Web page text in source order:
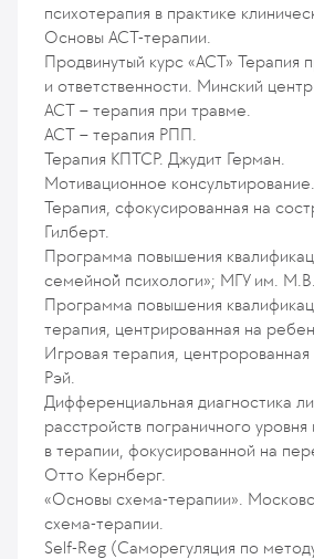
психотерапия в практике
Основы АСT-терапии.
Продвинутый курс «АСТ» Терапия
и ответственности. Минский
АСТ – терапия при травме.
АСТ – терапия РПП.
Терапия КПТСР. Джудит Герман.
Мотивационное
Терапия, сфокусированная на
Гилберт.
Программа повышения
семейной̆ психологи»; МГУ им.
Программа повышения
терапия, центрированная на
Игровая терапия,
Рэй.
Дифференциальная диагностика
расстройств пограничного уровня
в терапии, фокусированной на
Отто Кернберг.
«Основы схема-терапии».
схема-терапии.
Self-Reg (Саморегуляция по